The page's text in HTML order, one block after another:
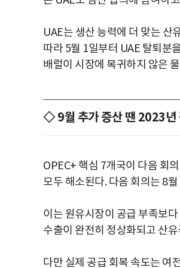
UAE는 생산 능력에 더 맞는 산
따라 5월 1일부터 UAE 탈퇴분
배럴이 시장에 복귀하지 않은
◇ 9월 추가 증산 땐 2023년
OPEC+ 핵심 7개국이 다음 회
모두 해소된다. 다음 회의는 8
이는 원유시장이 공급 부족보
수출이 완전히 정상화되고 산
다만 실제 공급 회복 속도는 여